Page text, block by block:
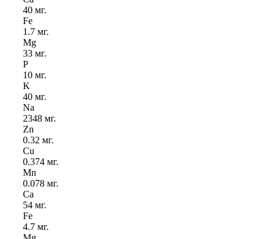
40 мг.
Fe
1.7 мг.
Mg
33 мг.
P
10 мг.
K
40 мг.
Na
2348 мг.
Zn
0.32 мг.
Cu
0.374 мг.
Mn
0.078 мг.
Ca
54 мг.
Fe
4.7 мг.